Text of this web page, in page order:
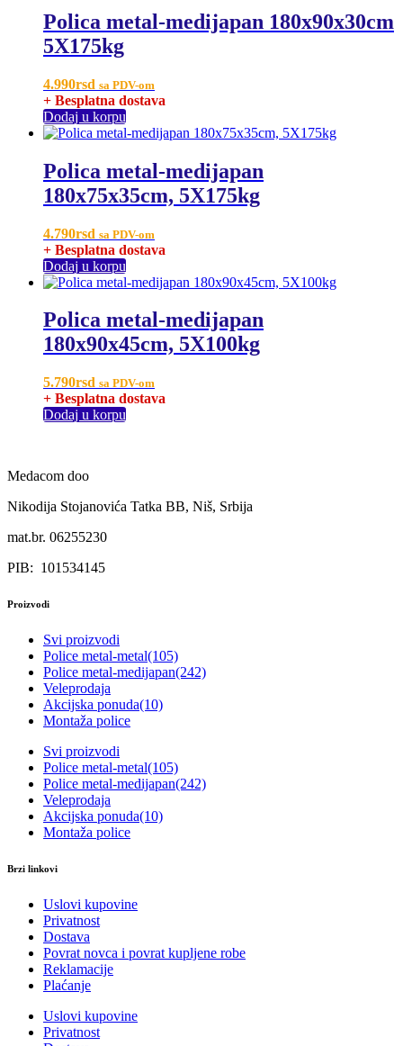
Polica metal-medijapan 180x90x30cm
5X175kg
4.990rsd sa PDV-om
+ Besplatna dostava
Dodaj u korpu
Polica metal-medijapan
180x75x35cm, 5X175kg
4.790rsd sa PDV-om
+ Besplatna dostava
Dodaj u korpu
Polica metal-medijapan
180x90x45cm, 5X100kg
5.790rsd sa PDV-om
+ Besplatna dostava
Dodaj u korpu
Medacom doo
Nikodija Stojanovića Tatka BB, Niš, Srbija
mat.br. 06255230
PIB: 101534145
Proizvodi
Svi proizvodi
Police metal-metal(105)
Police metal-medijapan(242)
Veleprodaja
Akcijska ponuda(10)
Montaža police
Svi proizvodi
Police metal-metal(105)
Police metal-medijapan(242)
Veleprodaja
Akcijska ponuda(10)
Montaža police
Brzi linkovi
Uslovi kupovine
Privatnost
Dostava
Povrat novca i povrat kupljene robe
Reklamacije
Plaćanje
Uslovi kupovine
Privatnost